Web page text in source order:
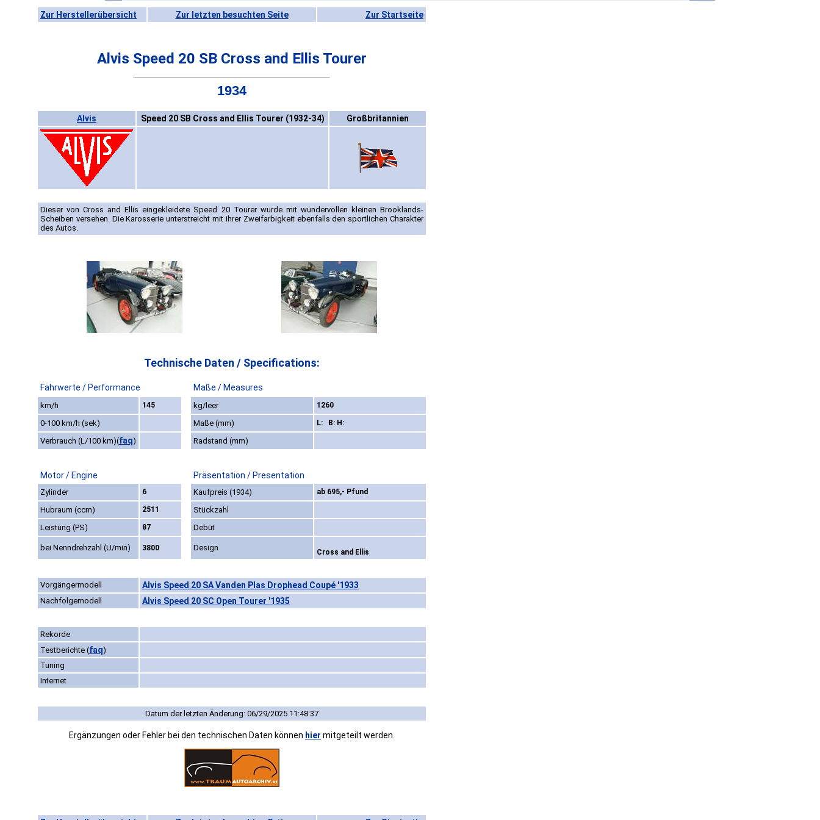
Zur Herstellerübersicht Zur letzten besuchten Seite Zur Startseite
Alvis Speed 20 SB Cross and Ellis Tourer
1934
Alvis Speed 20 SB Cross and Ellis Tourer (1932-34) Großbritannien
Dieser von Cross and Ellis eingekleidete Speed 20 Tourer wurde mit wundervollen kleinen Brooklands-
Scheiben versehen. Die Karosserie unterstreicht mit ihrer Zweifarbigkeit ebenfalls den sportlichen Charakter
des Autos.
Technische Daten / Specifications:
Fahrwerte / Performance Maße / Measures
km/h 145 kg/leer 1260
0-100 km/h (sek) Maße (mm) L: B: H:
Verbrauch (L/100 km)(faq) Radstand (mm)
Motor / Engine Präsentation / Presentation
Zylinder 6 Kaufpreis (1934) ab 695,- Pfund
Hubraum (ccm) 2511
Stückzahl
Leistung (PS)
87 Debüt
bei Nenndrehzahl (U/min) 3800 Design Cross and Ellis
Vorgängermodell Alvis Speed 20 SA Vanden Plas Drophead Coupé '1933
Nachfolgemodell Alvis Speed 20 SC Open Tourer '1935
Rekorde
Testberichte (faq)
Tuning
Internet
Datum der letzten Änderung: 06/29/2025 11:48:37
Ergänzungen oder Fehler bei den technischen Daten können hier mitgeteilt werden.